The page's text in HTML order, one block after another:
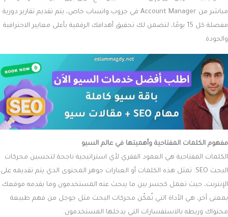
مباشر من Account Manager في جروب واتساب خاص، يتم تقديم تقارير دورية
مفصلة كل 15 يومًا، لتضمن لك تحقيق أهدافك الرقمية بأعلى معايير الاحترافية
والجودة.
مفهوم الكلمات المفتاحية وأهميتها في عالم السيو
الكلمات المفتاحية هي العمود الفقري لأي استراتيجية ناجحة لتحسين محركات
البحث SEO. تمثل هذه الكلمات أو العبارات جوهر المحتوى الذي يتم تقديمه على
الإنترنت، حيث تعمل كجسر بين ما يبحث عنه المستخدمون وما يقدمه موقعك.
بمعنى آخر، هي الأداة التي تُمكّن محركات البحث مثل جوجل من فهم طبيعة
محتواك وربطه بالاستفسارات التي يدخلها المستخدمون.